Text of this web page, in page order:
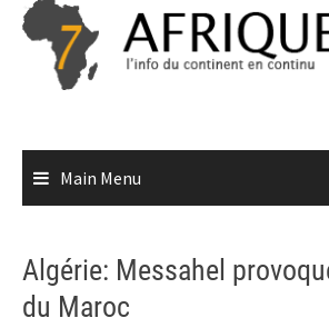
Skip
content
Main Menu
Algérie: Messahel
du Maroc